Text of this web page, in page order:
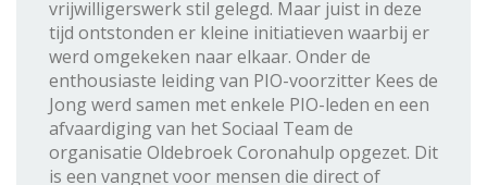
vrijwilligerswerk stil gelegd. Maar juist in deze
tijd ontstonden er kleine initiatieven waarbij er
werd omgekeken naar elkaar. Onder de
enthousiaste leiding van PIO-voorzitter Kees de
Jong werd samen met enkele PIO-leden en een
afvaardiging van het Sociaal Team de
organisatie Oldebroek Coronahulp opgezet. Dit
is een vangnet voor mensen die direct of